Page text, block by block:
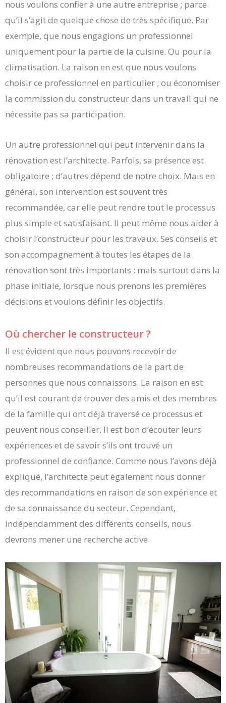
nous voulons confier à une autre entreprise ; parce
qu’il s’agit de quelque chose de très spécifique. Par
exemple, que nous engagions un professionnel
uniquement pour la partie de la cuisine. Ou pour la
climatisation. La raison en est que nous voulons
choisir ce professionnel en particulier ; ou économiser
la commission du constructeur dans un travail qui ne
nécessite pas sa participation.
Un autre professionnel qui peut intervenir dans la
rénovation est l’architecte. Parfois, sa présence est
obligatoire ; d’autres dépend de notre choix. Mais en
général, son intervention est souvent très
recommandée, car elle peut rendre tout le processus
plus simple et satisfaisant. Il peut même nous aider à
choisir l’constructeur pour les travaux. Ses conseils et
son accompagnement à toutes les étapes de la
rénovation sont très importants ; mais surtout dans la
phase initiale, lorsque nous prenons les premières
décisions et voulons définir les objectifs.
Où chercher le constructeur ?
Il est évident que nous pouvons recevoir de
nombreuses recommandations de la part de
personnes que nous connaissons. La raison en est
qu’il est courant de trouver des amis et des membres
de la famille qui ont déjà traversé ce processus et
peuvent nous conseiller. Il est bon d’écouter leurs
expériences et de savoir s’ils ont trouvé un
professionnel de confiance. Comme nous l’avons déjà
expliqué, l’architecte peut également nous donner
des recommandations en raison de son expérience et
de sa connaissance du secteur. Cependant,
indépendamment des différents conseils, nous
devrons mener une recherche active.